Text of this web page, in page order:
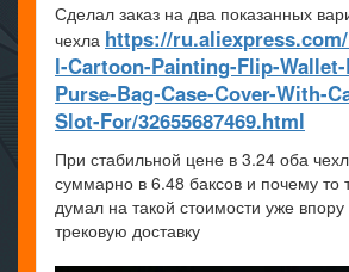
Сделал заказ на два показанных
чехла https://
l-Cartoon-Painting-Flip-Wallet-
Purse-Bag-Case-Cover-With-
Slot-For/32655687469.html
При стабильной цене в 3.24 оба
суммарно в 6.48 баксов и почему то
думал на такой стоимости уже
трековую доставку